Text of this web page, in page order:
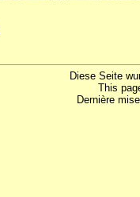
Diese Seite
This
Dernière